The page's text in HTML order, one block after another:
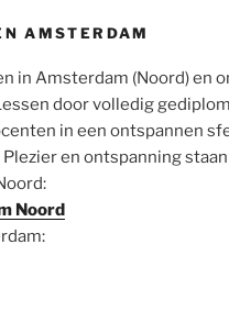
AMSTERDAM
in Amsterdam (Noord) en
door volledig
in een ontspannen
en ontspanning
Noord